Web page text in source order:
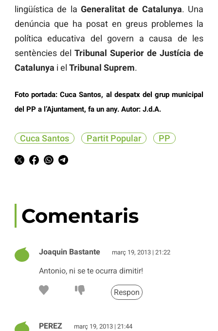
lingüística de la Generalitat de Catalunya. Una
denúncia que ha posat en greus problemes la
política educativa del govern a causa de les
sentències del Tribunal Superior de Justícia de
Catalunya i el Tribunal Suprem.
Foto portada: Cuca Santos, al despatx del grup municipal
del PP a l’Ajuntament, fa un any. Autor: J.d.A.
Cuca Santos Partit Popular PP
Comentaris
Joaquin Bastante març 19, 2013 | 21:22
Antonio, ni se te ocurra dimitir!
Respon
PEREZ març 19, 2013 | 21:44